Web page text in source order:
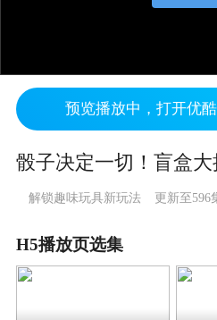
预览播放中，打开优
解锁趣味玩具新玩法 更新至596
H5播放页选集